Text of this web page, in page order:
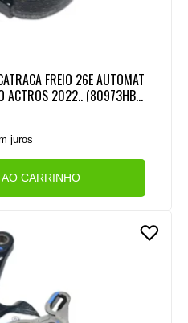
FREIO 26E AUTOMAT
ACTROS 2022.. (80973HBC
juros
CARRINHO